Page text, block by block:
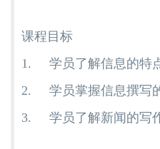
课程目标
1. 学员了解信息的特
2. 学员掌握信息撰写
3. 学员了解新闻的写